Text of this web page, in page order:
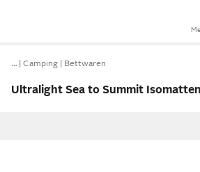
… Camping Bettwaren
Ultralight Sea to Summit Isomatten